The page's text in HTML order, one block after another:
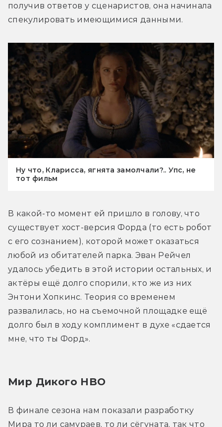
получив ответов у сценаристов, она начинала
спекулировать имеющимися данными.
Ну что, Кларисса, ягнята замолчали?.. Упс, не
тот фильм
В какой-то момент ей пришло в голову, что
существует хост-версия Форда (то есть робот
с его сознанием), которой может оказаться
любой из обитателей парка. Эван Рейчел
удалось убедить в этой истории остальных, и
актёры ещё долго спорили, кто же из них
Энтони Хопкинс. Теория со временем
развалилась, но на съемочной площадке ещё
долго был в ходу комплимент в духе «сдается
мне, что ты Форд».
Мир Дикого HBO
В финале сезона нам показали разработку
Мира то ли самураев, то ли сёгуната, так что